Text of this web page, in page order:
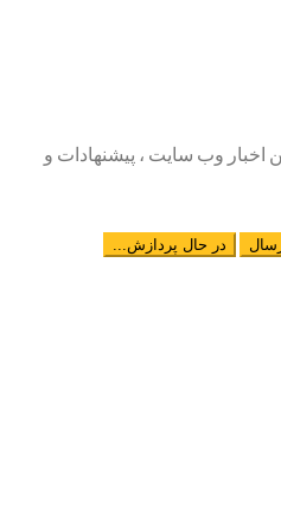
اخبار وب سایت ، پیشنهادات و